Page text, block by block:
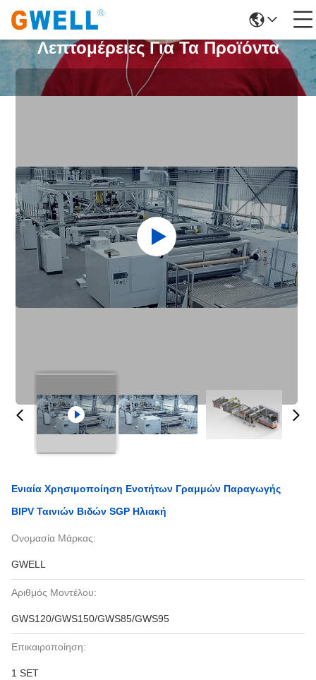
Λεπτομέρειες Για Τα Προϊόντα
Ενιαία Χρησιμοποίηση Ενοτήτων Γραμμών Παραγωγής
BIPV Ταινιών Βιδών SGP Ηλιακή
Ονομασία Μάρκας:
GWELL
Αριθμός Μοντέλου:
GWS120/GWS150/GWS85/GWS95
Επικαιροποίηση:
1 SET